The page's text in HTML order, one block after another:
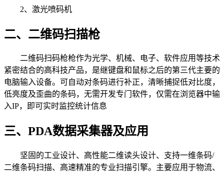
2、激光喷码机
二、二维码扫描枪
二维码扫码枪枪作为光学、机械、电子、软件应用等技术
紧密结合的高科技产品，是继键盘和鼠标之后的第三代主要的
电脑输入设备。可自动对条码进行补正，清晰捕捉低对比度，
低亮度及歪曲的条码，无需开发专门软件，仅需在浏览器中输
入IP，即可实时监控统计信息
三、PDA数据采集器及应用
坚固的工业设计、高性能二维读头设计、支持一维条码/
二维条码扫描、高速精准的专业扫描引擎。主要应用于物流、